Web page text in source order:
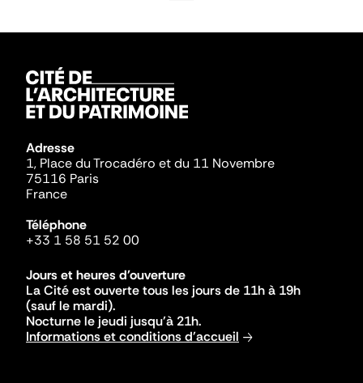
Adresse
1, Place du Trocadéro et du 11 Novembre
75116 Paris
France
Téléphone
+33 1 58 51 52 00
Jours et heures d'ouverture
La Cité est ouverte tous les jours de 11h à 19h
(sauf le mardi).
Nocturne le jeudi jusqu'à 21h.
Informations et conditions d'accueil